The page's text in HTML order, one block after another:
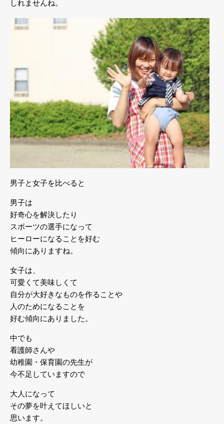
しれませんね。
男子と女子を比べると
男子は
好奇心を解決したり
スポーツの選手になって
ヒーローになることを好む
傾向にありますね。
女子は、
可愛くて美味しくて
自分が大好きなものを作ることや
人のためになることを
好む傾向にありました。
中でも
看護師さんや
幼稚園・保育園の先生が
今不足していますので
大人になって
その夢を叶えてほしいと
思います。